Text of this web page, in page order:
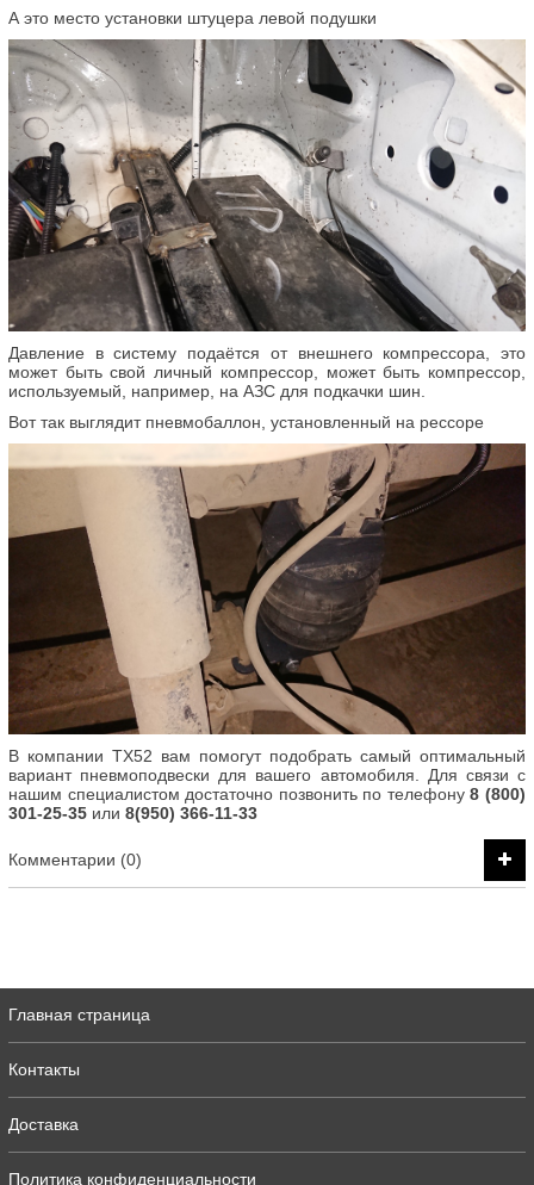
А это место установки штуцера левой подушки
Давление в систему подаётся от внешнего компрессора, это
может быть свой личный компрессор, может быть компрессор,
используемый, например, на АЗС для подкачки шин.
Вот так выглядит пневмобаллон, установленный на рессоре
В компании ТХ52 вам помогут подобрать самый оптимальный
вариант пневмоподвески для вашего автомобиля. Для связи с
нашим специалистом достаточно позвонить по телефону8 (800)
301-25-35 или 8(950) 366-11-33
Комментарии (0)
Главная страница
Контакты
Доставка
Политика конфиденциальности